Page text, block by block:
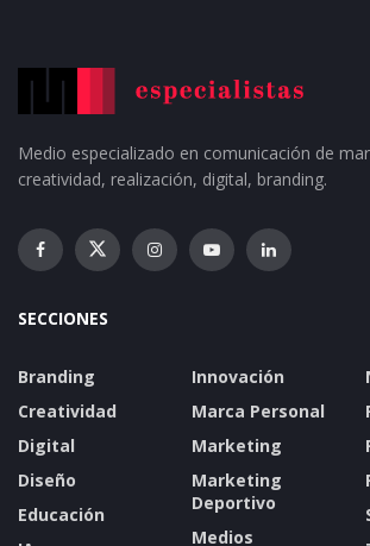
Medio especializado en comunicación de
creatividad, realización, digital, branding.
SECCIONES
Branding
Creatividad
Digital
Diseño
Educación
Innovación
Marca Personal
Marketing
Marketing
Deportivo
Medios